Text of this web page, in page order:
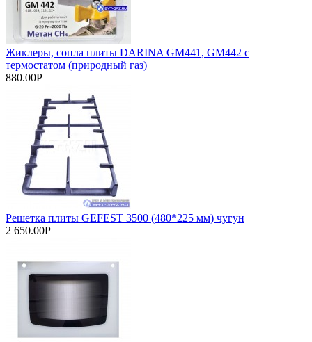
Жиклеры, сопла плиты DARINA GM441, GM442 с
термостатом (природный газ)
880.00Р
Решетка плиты GEFEST 3500 (480*225 мм) чугун
2 650.00Р